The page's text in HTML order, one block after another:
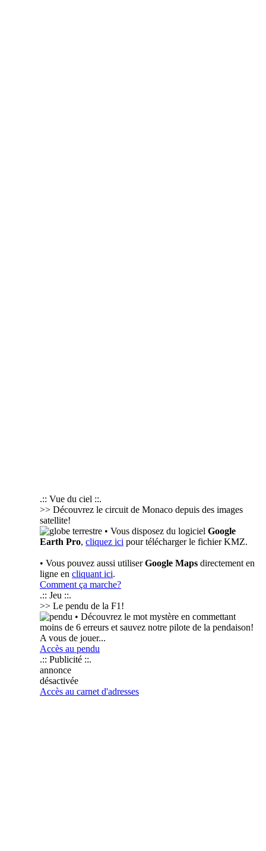
.:: Vue du ciel ::.
>> Découvrez le circuit de Monaco depuis des images
satellite!
• Vous disposez du logiciel Google
Earth Pro, cliquez ici pour télécharger le fichier KMZ.
• Vous pouvez aussi utiliserGoogle Maps directement en
ligne en cliquant ici.
Comment ça marche?
.:: Jeu ::.
>> Le pendu de la F1!
• Découvrez le mot mystère en commettant
moins de 6 erreurs et sauvez notre pilote de la pendaison!
A vous de jouer...
Accès au pendu
.:: Publicité ::.
annonce
désactivée
Accès au carnet d'adresses